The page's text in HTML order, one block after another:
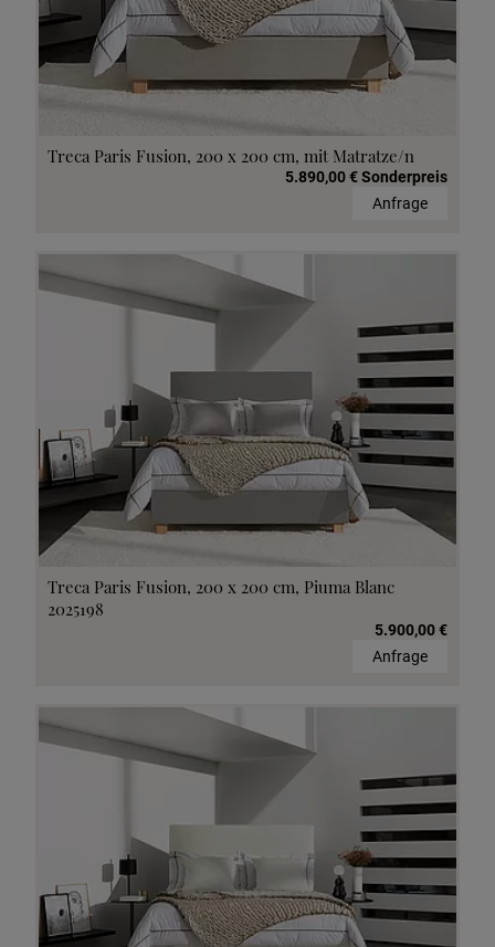
Treca Paris Fusion, 200 x 200 cm, mit Matratze/n
5.890,00 € Sonderpreis
Anfrage
Treca Paris Fusion, 200 x 200 cm, Piuma Blanc
2025198
5.900,00 €
Anfrage